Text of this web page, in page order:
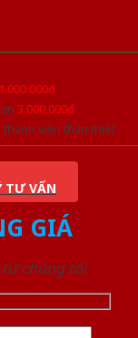
1.000.000đ
3.000.000đ
thành viên thân thiết
TƯ VẤN
GIÁ
chúng tôi